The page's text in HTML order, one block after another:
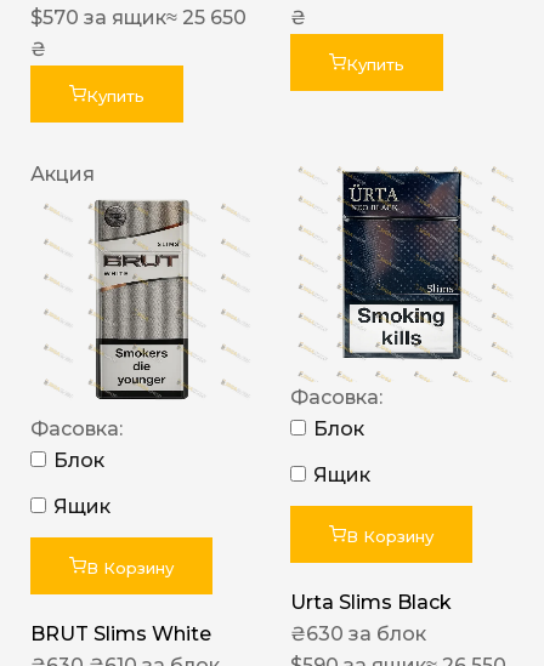
$570 за ящик≈ 25 650
₴
Купить
₴
Купить
Акция
Фасовка:
Блок
Ящик
В Корзину
BRUT Slims White
Фасовка:
Блок
Ящик
В Корзину
Urta Slims Black
₴630 за блок